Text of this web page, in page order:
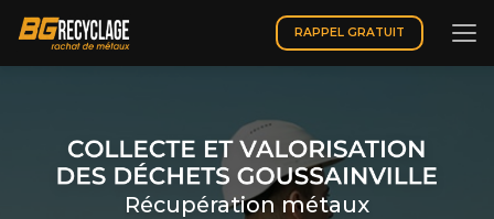
contenu
principal
RAPPEL GRATUIT
Récupération métaux